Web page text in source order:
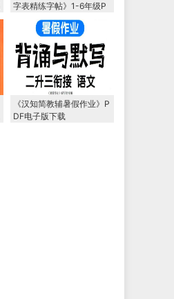
字表精练字帖》1-6年级P
DF电子版下载
《汉知简教辅暑假作业》P
DF电子版下载